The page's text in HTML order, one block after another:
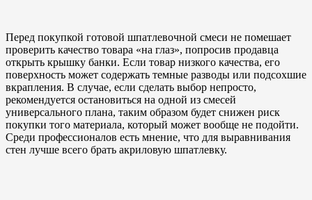
Перед покупкой готовой шпатлевочной смеси не помешает
проверить качество товара «на глаз», попросив продавца
открыть крышку банки. Если товар низкого качества, его
поверхность может содержать темные разводы или подсохшие
вкрапления. В случае, если сделать выбор непросто,
рекомендуется остановиться на одной из смесей
универсального плана, таким образом будет снижен риск
покупки того материала, который может вообще не подойти.
Среди профессионалов есть мнение, что для выравнивания
стен лучше всего брать акриловую шпатлевку.